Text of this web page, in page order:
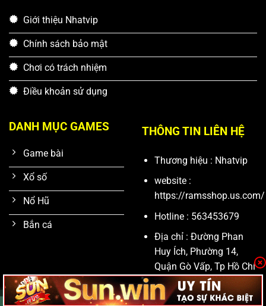
Giới thiệu Nhatvip
Chính sách bảo mật
Chơi có trách nhiệm
Điều khoản sử dụng
DANH MỤC GAMES
Game bài
Xổ số
Nổ Hũ
Bắn cá
THÔNG TIN LIÊN HỆ
Thương hiệu : Nhatvip
website :
https://ramsshop.us.com/
Hotline : 563453679
Địa chỉ : Đường Phan
Huy Ích, Phường 14,
Quận Gò Vấp, Tp Hồ Chí
Minh